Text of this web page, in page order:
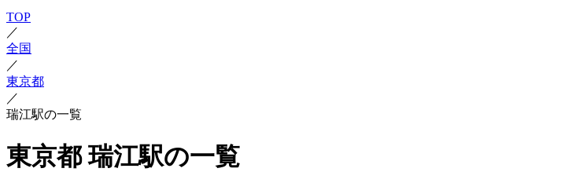
TOP
／
全国
／
東京都
／
瑞江駅の一覧
東京都 瑞江駅の一覧